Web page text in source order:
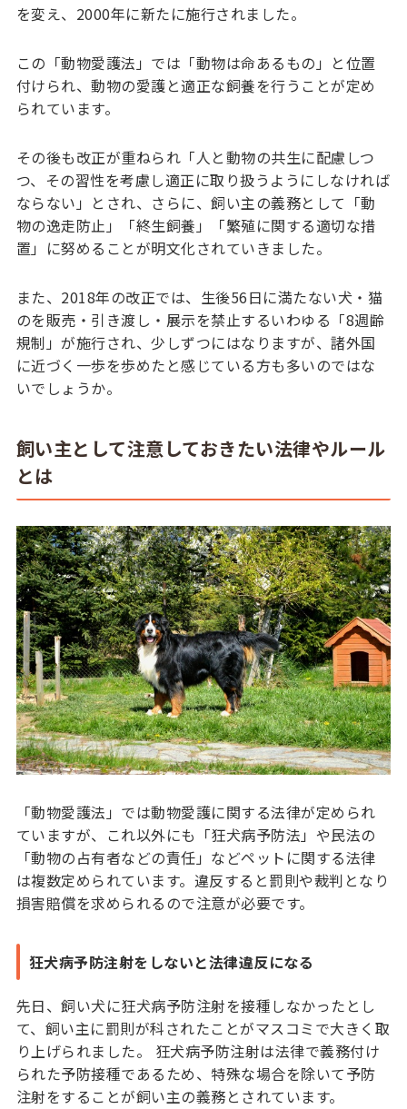
を変え、2000年に新たに施行されました。
この「動物愛護法」では「動物は命あるもの」と位置
付けられ、動物の愛護と適正な飼養を行うことが定め
られています。
その後も改正が重ねられ「人と動物の共生に配慮しつ
つ、その習性を考慮し適正に取り扱うようにしなければ
ならない」とされ、さらに、飼い主の義務として「動
物の逸走防止」「終生飼養」「繁殖に関する適切な措
置」に努めることが明文化されていきました。
また、2018年の改正では、生後56日に満たない犬・猫
のを販売・引き渡し・展示を禁止するいわゆる「8週齢
規制」が施行され、少しずつにはなりますが、諸外国
に近づく一歩を歩めたと感じている方も多いのではな
いでしょうか。
飼い主として注意しておきたい法律やルール
とは
「動物愛護法」では動物愛護に関する法律が定められ
ていますが、これ以外にも「狂犬病予防法」や民法の
「動物の占有者などの責任」などペットに関する法律
は複数定められています。違反すると罰則や裁判となり
損害賠償を求められるので注意が必要です。
狂犬病予防注射をしないと法律違反になる
先日、飼い犬に狂犬病予防注射を接種しなかったとし
て、飼い主に罰則が科されたことがマスコミで大きく取
り上げられました。 狂犬病予防注射は法律で義務付け
られた予防接種であるため、特殊な場合を除いて予防
注射をすることが飼い主の義務とされています。